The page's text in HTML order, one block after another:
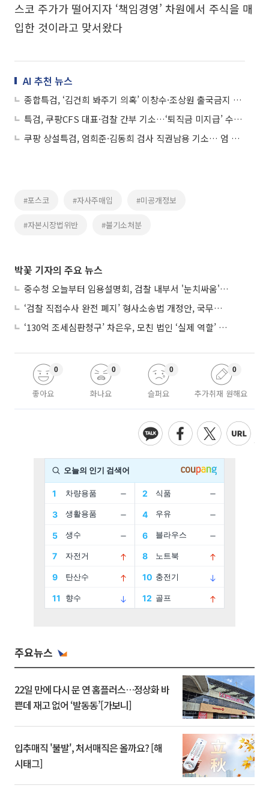
스코 주가가 떨어지자 ‘책임경영’ 차원에서 주식을 매
입한 것이라고 맞서왔다
AI 추천 뉴스
종합특검, ‘김건희 봐주기 의혹’ 이창수·조상원 출국금지 조치
특검, 쿠팡CFS 대표·검찰 간부 기소…‘퇴직금 미지급’ 수사 90일 종료
쿠팡 상설특검, 엄희준·김동희 검사 직권남용 기소… 엄 검사 “오늘 입장 밝힐 것”
#포스코 #자사주매입 #미공개정보
#자본시장법위반 #불기소처분
박꽃 기자의 주요 뉴스
중수청 오늘부터 임용설명회, 검찰 내부서 '눈치싸움' 기류변화도
‘검찰 직접수사 완전 폐지’ 형사소송법 개정안, 국무회의 통과
‘130억 조세심판청구’ 차은우, 모친 법인 ‘실제 역할’ 다툴 듯
좋아요
0
화나요
0
슬퍼요
0
추가취재 원해요
0
주요뉴스
22일 만에 다시 문 연 홈플러스…정상화 바
쁜데 재고 없어 ‘발동동’[가보니]
입추매직 '불발', 처서매직은 올까요? [해
시태그]